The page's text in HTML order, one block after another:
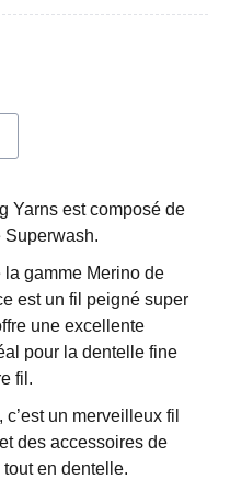
Yarns est composé de
Superwash.
gamme Merino de
est un fil peigné super
une excellente
pour la dentelle fine
fil.
un merveilleux fil
des accessoires de
en dentelle.